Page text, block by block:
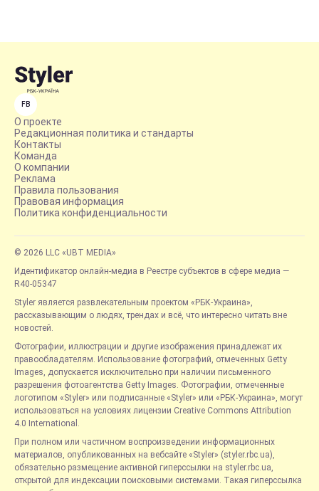
FB
О проекте
Редакционная политика и стандарты
Контакты
Команда
О компании
Реклама
Правила пользования
Правовая информация
Политика конфиденциальности
© 2026 LLC «UBT MEDIA»
Идентификатор онлайн-медиа в Реестре субъектов в сфере медиа —
R40-05347
Styler является развлекательным проектом «РБК-Украина»,
рассказывающим о людях, трендах и всё, что интересно читать вне
новостей.
Фотографии, иллюстрации и другие изображения принадлежат их
правообладателям. Использование фотографий, отмеченных Getty
Images, допускается исключительно при наличии письменного
разрешения фотоагентства Getty Images. Фотографии, отмеченные
логотипом «Styler» или подписанные «Styler» или «РБК-Украина», могут
использоваться на условиях лицензии Creative Commons Attribution
4.0 International.
При полном или частичном воспроизведении информационных
материалов, опубликованных на вебсайте «Styler» (styler.rbc.ua),
обязательно размещение активной гиперссылки на styler.rbc.ua,
открытой для индексации поисковыми системами. Такая гиперссылка